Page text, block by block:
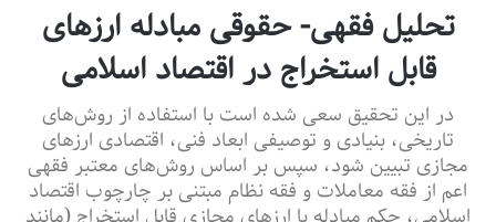
تحلیل فقهی- حقوقی مبادله ارزهای
قابل استخراج در اقتصاد اسلامی
در این تحقیق سعی شده است با استفاده از روش‌‌های
تاریخی، بنیادی و توصیفی ابعاد فنی، اقتصادی ارزهای
مجازی تبیین شود، سپس بر اساس روش‌های معتبر فقهی
اعم از فقه معاملات و فقه نظام مبتنی بر چارچوب اقتصاد